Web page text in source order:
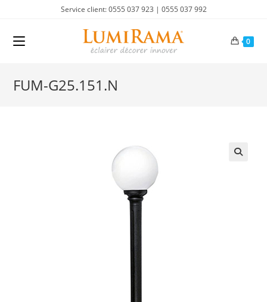
content
Service client: 0555 037 923 | 0555 037 992
0
FUM-G25.151.N